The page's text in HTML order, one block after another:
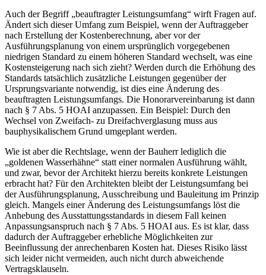
Auch der Begriff „beauftragter Leistungsumfang“ wirft Fragen auf.
Ändert sich dieser Umfang zum Beispiel, wenn der Auftraggeber
nach Erstellung der Kostenberechnung, aber vor der
Ausführungsplanung von einem ursprünglich vorgegebenen
niedrigen Standard zu einem höheren Standard wechselt, was eine
Kostensteigerung nach sich zieht? Werden durch die Erhöhung des
Standards tatsächlich zusätzliche Leistungen gegenüber der
Ursprungsvariante notwendig, ist dies eine Änderung des
beauftragten Leistungsumfangs. Die Honorarver­einbarung ist dann
nach § 7 Abs. 5 HOAI anzu­passen. Ein Beispiel: Durch den
Wechsel von ­Zweifach- zu Dreifachverglasung muss aus
bauphysikalischem Grund umgeplant werden.
Wie ist aber die Rechtslage, wenn der Bauherr lediglich die
„goldenen Wasserhähne“ statt einer normalen Ausführung wählt,
und zwar, bevor der Architekt hierzu bereits konkrete Leistungen
erbracht hat? Für den Architekten bleibt der Leistungsumfang bei
der Ausführungsplanung, Ausschreibung und Bauleitung im Prinzip
gleich. Mangels einer Änderung des Leistungsumfangs löst die
Anhebung des Ausstattungsstandards in diesem Fall keinen
Anpassungsanspruch nach § 7 Abs. 5 HOAI aus. Es ist klar, dass
dadurch der Auftraggeber erhebliche Möglichkeiten zur
Beeinflussung der anrechenbaren Kosten hat. Dieses Risiko lässt
sich leider nicht vermeiden, auch nicht durch abweichende
Vertragsklauseln.